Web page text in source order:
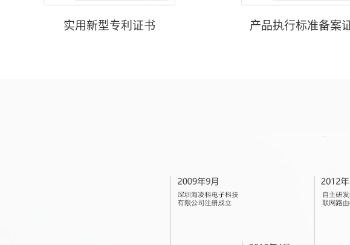
实用新型专利证书 产品执行标准备案